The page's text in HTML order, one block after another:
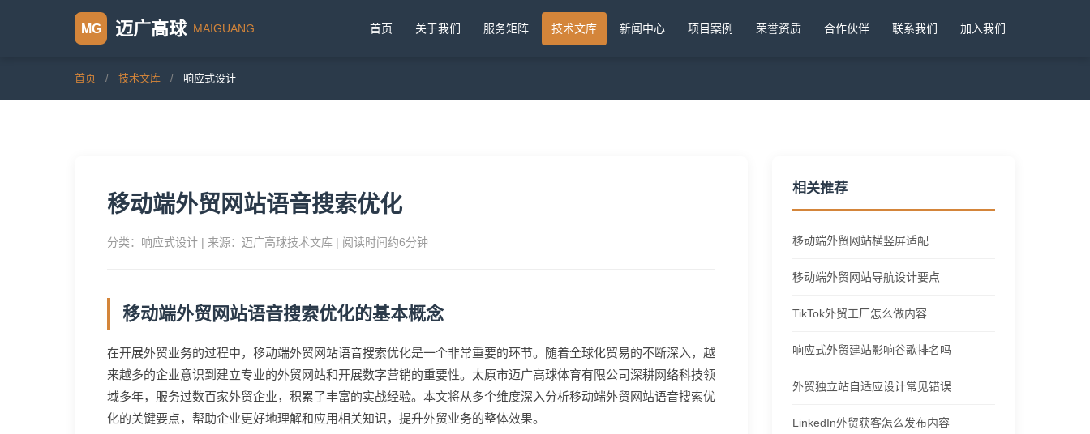
MG 迈广高球 MAIGUANG 首页 关于我们 服务矩阵 技术文库 新闻中心 项目案例 荣誉资质 合作伙伴 联系我们 加入我们
首页 / 技术文库 / 响应式设计
移动端外贸网站语音搜索优化
分类：响应式设计 | 来源：迈广高球技术文库 | 阅读时间约6分钟
移动端外贸网站语音搜索优化的基本概念
在开展外贸业务的过程中，移动端外贸网站语音搜索优化是一个非常重要的环节。随着全球化贸易的不断深入，越
来越多的企业意识到建立专业的外贸网站和开展数字营销的重要性。太原市迈广高球体育有限公司深耕网络科技领
域多年，服务过数百家外贸企业，积累了丰富的实战经验。本文将从多个维度深入分析移动端外贸网站语音搜索优
化的关键要点，帮助企业更好地理解和应用相关知识，提升外贸业务的整体效果。
相关推荐
移动端外贸网站横竖屏适配
移动端外贸网站导航设计要点
TikTok外贸工厂怎么做内容
响应式外贸建站影响谷歌排名吗
外贸独立站自适应设计常见错误
LinkedIn外贸获客怎么发布内容